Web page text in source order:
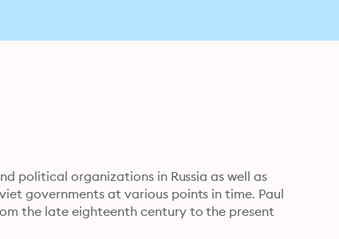
political organizations in Russia as well as
governments at various points in time. Paul
the late eighteenth century to the present